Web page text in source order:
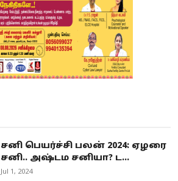
சனி பெயர்ச்சி பலன் 2024: ஏழரை
சனி.. அஷ்டம சனியா? ட...
Jul 1, 2024